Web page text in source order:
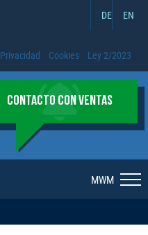
DE EN
Privacidad Cookies Ley 2/2023
CONTACTO CON VENTAS
MWM